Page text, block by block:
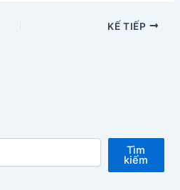
KẾ TIẾP
Tìm
kiếm